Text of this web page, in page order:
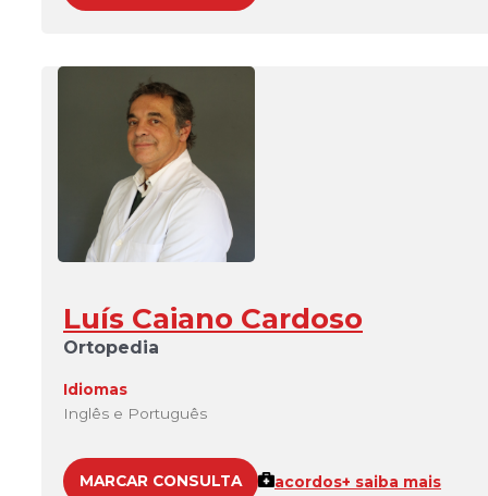
Luís Caiano Cardoso
Ortopedia
Idiomas
Inglês e Português
MARCAR CONSULTA acordos+ saiba mais